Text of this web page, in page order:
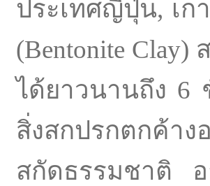
ประเทศญี่ปุ่น, เก
(Bentonite
ได้ยาวนานถึง 6
สิ่งสกปรกตกค้า
สกัดธรรมชาติ